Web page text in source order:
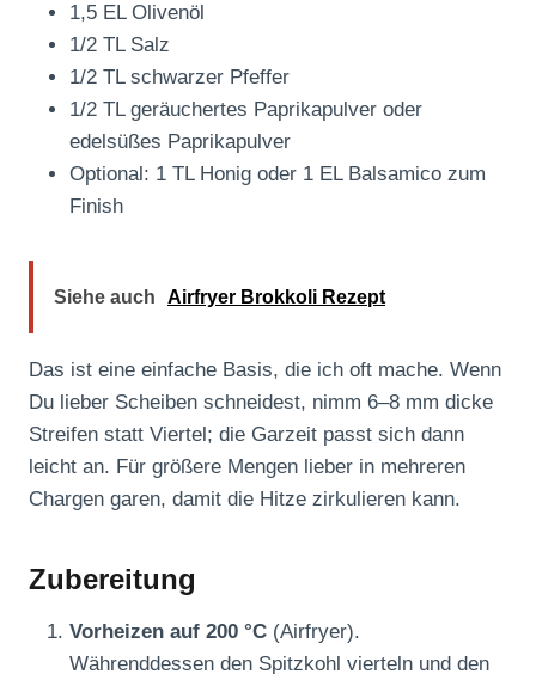
1,5 EL Olivenöl
1/2 TL Salz
1/2 TL schwarzer Pfeffer
1/2 TL geräuchertes Paprikapulver oder
edelsüßes Paprikapulver
Optional: 1 TL Honig oder 1 EL Balsamico zum
Finish
Siehe auch Airfryer Brokkoli Rezept
Das ist eine einfache Basis, die ich oft mache. Wenn
Du lieber Scheiben schneidest, nimm 6–8 mm dicke
Streifen statt Viertel; die Garzeit passt sich dann
leicht an. Für größere Mengen lieber in mehreren
Chargen garen, damit die Hitze zirkulieren kann.
Zubereitung
Vorheizen auf 200 °C (Airfryer).
Währenddessen den Spitzkohl vierteln und den